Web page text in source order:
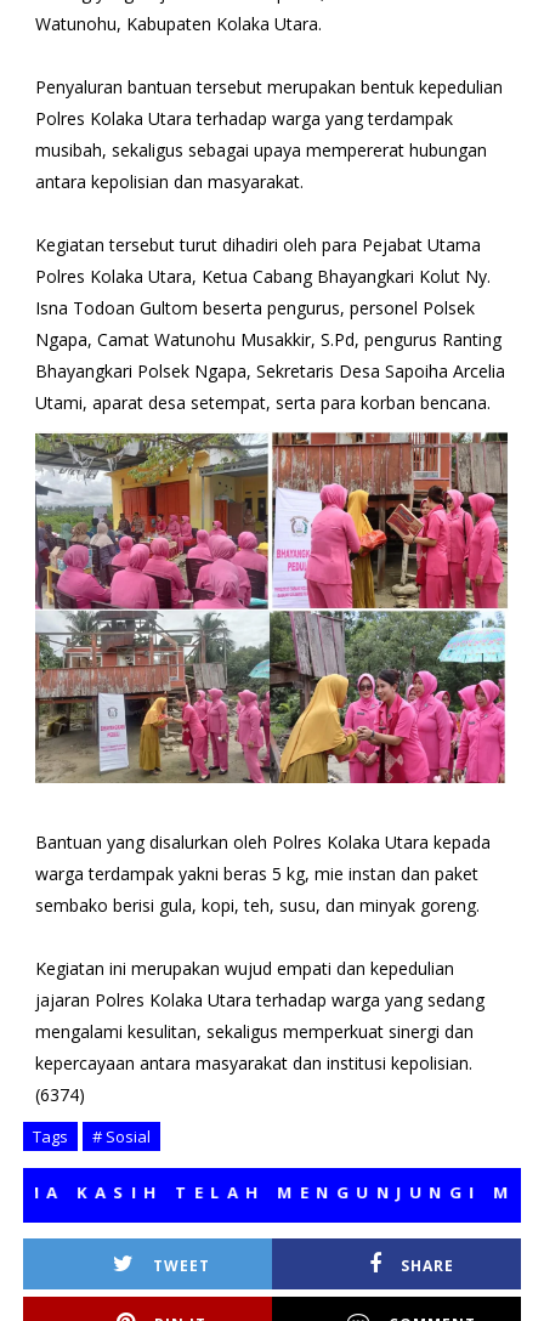
Watunohu, Kabupaten Kolaka Utara.
Penyaluran bantuan tersebut merupakan bentuk kepedulian
Polres Kolaka Utara terhadap warga yang terdampak
musibah, sekaligus sebagai upaya mempererat hubungan
antara kepolisian dan masyarakat.
Kegiatan tersebut turut dihadiri oleh para Pejabat Utama
Polres Kolaka Utara, Ketua Cabang Bhayangkari Kolut Ny.
Isna Todoan Gultom beserta pengurus, personel Polsek
Ngapa, Camat Watunohu Musakkir, S.Pd, pengurus Ranting
Bhayangkari Polsek Ngapa, Sekretaris Desa Sapoiha Arcelia
Utami, aparat desa setempat, serta para korban bencana.
Bantuan yang disalurkan oleh Polres Kolaka Utara kepada
warga terdampak yakni beras 5 kg, mie instan dan paket
sembako berisi gula, kopi, teh, susu, dan minyak goreng.
Kegiatan ini merupakan wujud empati dan kepedulian
jajaran Polres Kolaka Utara terhadap warga yang sedang
mengalami kesulitan, sekaligus memperkuat sinergi dan
kepercayaan antara masyarakat dan institusi kepolisian.
(6374)
Tags # Sosial
TELAH MENGUNJUNGI MEDIA
TWEET SHARE